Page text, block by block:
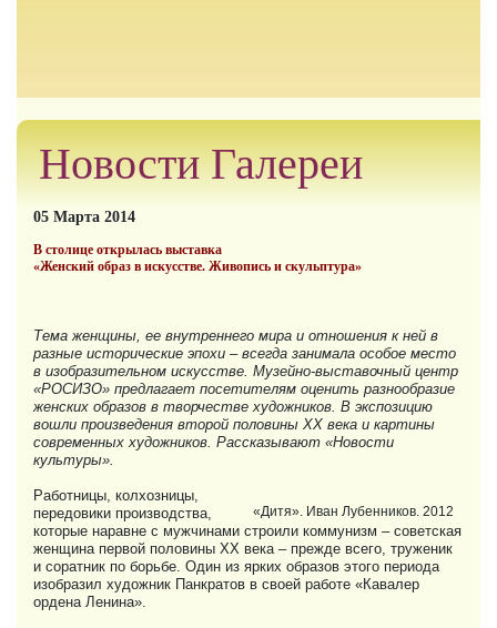
Новости Галереи
05 Марта 2014
В столице открылась выставка
«Женский образ в искусстве. Живопись и скульптура»
Тема женщины, ее внутреннего мира и отношения к ней в
разные исторические эпохи – всегда занимала особое место
в изобразительном искусстве. Музейно-выставочный центр
«РОСИЗО» предлагает посетителям оценить разнообразие
женских образов в творчестве художников. В экспозицию
вошли произведения второй половины ХХ века и картины
современных художников. Рассказывают «Новости
культуры».
«Дитя». Иван Лубенников. 2012
Работницы, колхозницы,
передовики производства,
которые наравне с мужчинами строили коммунизм – советская
женщина первой половины ХХ века – прежде всего, труженик
и соратник по борьбе. Один из ярких образов этого периода
изобразил художник Панкратов в своей работе «Кавалер
ордена Ленина».